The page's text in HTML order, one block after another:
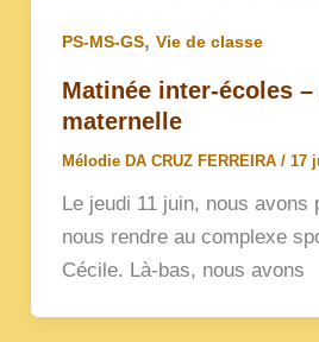
PS-MS-GS, Vie de classe
Matinée inter-écoles
maternelle
Mélodie DA CRUZ FERREIRA / 17
Le jeudi 11 juin, nous avons
nous rendre au complexe
Cécile. Là-bas, nous avons